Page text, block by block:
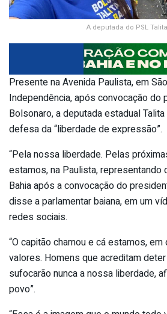
A deputada do PSL
Presente na Avenida Paulista, em
Independência, após convocação do
Bolsonaro, a deputada estadual
defesa da “liberdade de expressão”.
“Pela nossa liberdade. Pelas
estamos, na Paulista,
Bahia após a convocação do
disse a parlamentar baiana, em um
redes sociais.
“O capitão chamou e cá estamos,
valores. Homens que acreditam
sufocarão nunca a nossa liberdade,
povo”.